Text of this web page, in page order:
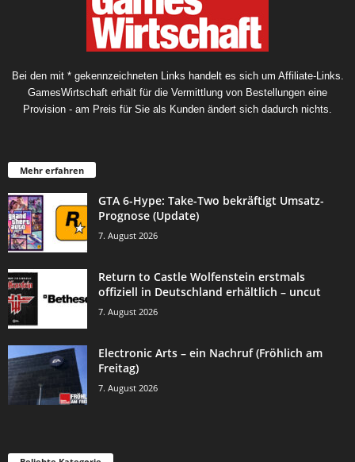
Bei den mit * gekennzeichneten Links handelt es sich um Affiliate-Links.
GamesWirtschaft erhält für die Vermittlung von Bestellungen eine
Provision - am Preis für Sie als Kunden ändert sich dadurch nichts.
Mehr erfahren
GTA 6-Hype: Take-Two bekräftigt Umsatz-
Prognose (Update)
7. August 2026
Return to Castle Wolfenstein erstmals
offiziell in Deutschland erhältlich – uncut
7. August 2026
Electronic Arts – ein Nachruf (Fröhlich am
Freitag)
7. August 2026